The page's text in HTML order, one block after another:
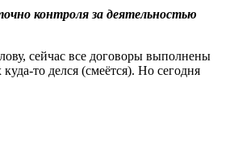
контроля за деятельностью
сейчас все договоры выполнены
то делся (смеётся). Но сегодня